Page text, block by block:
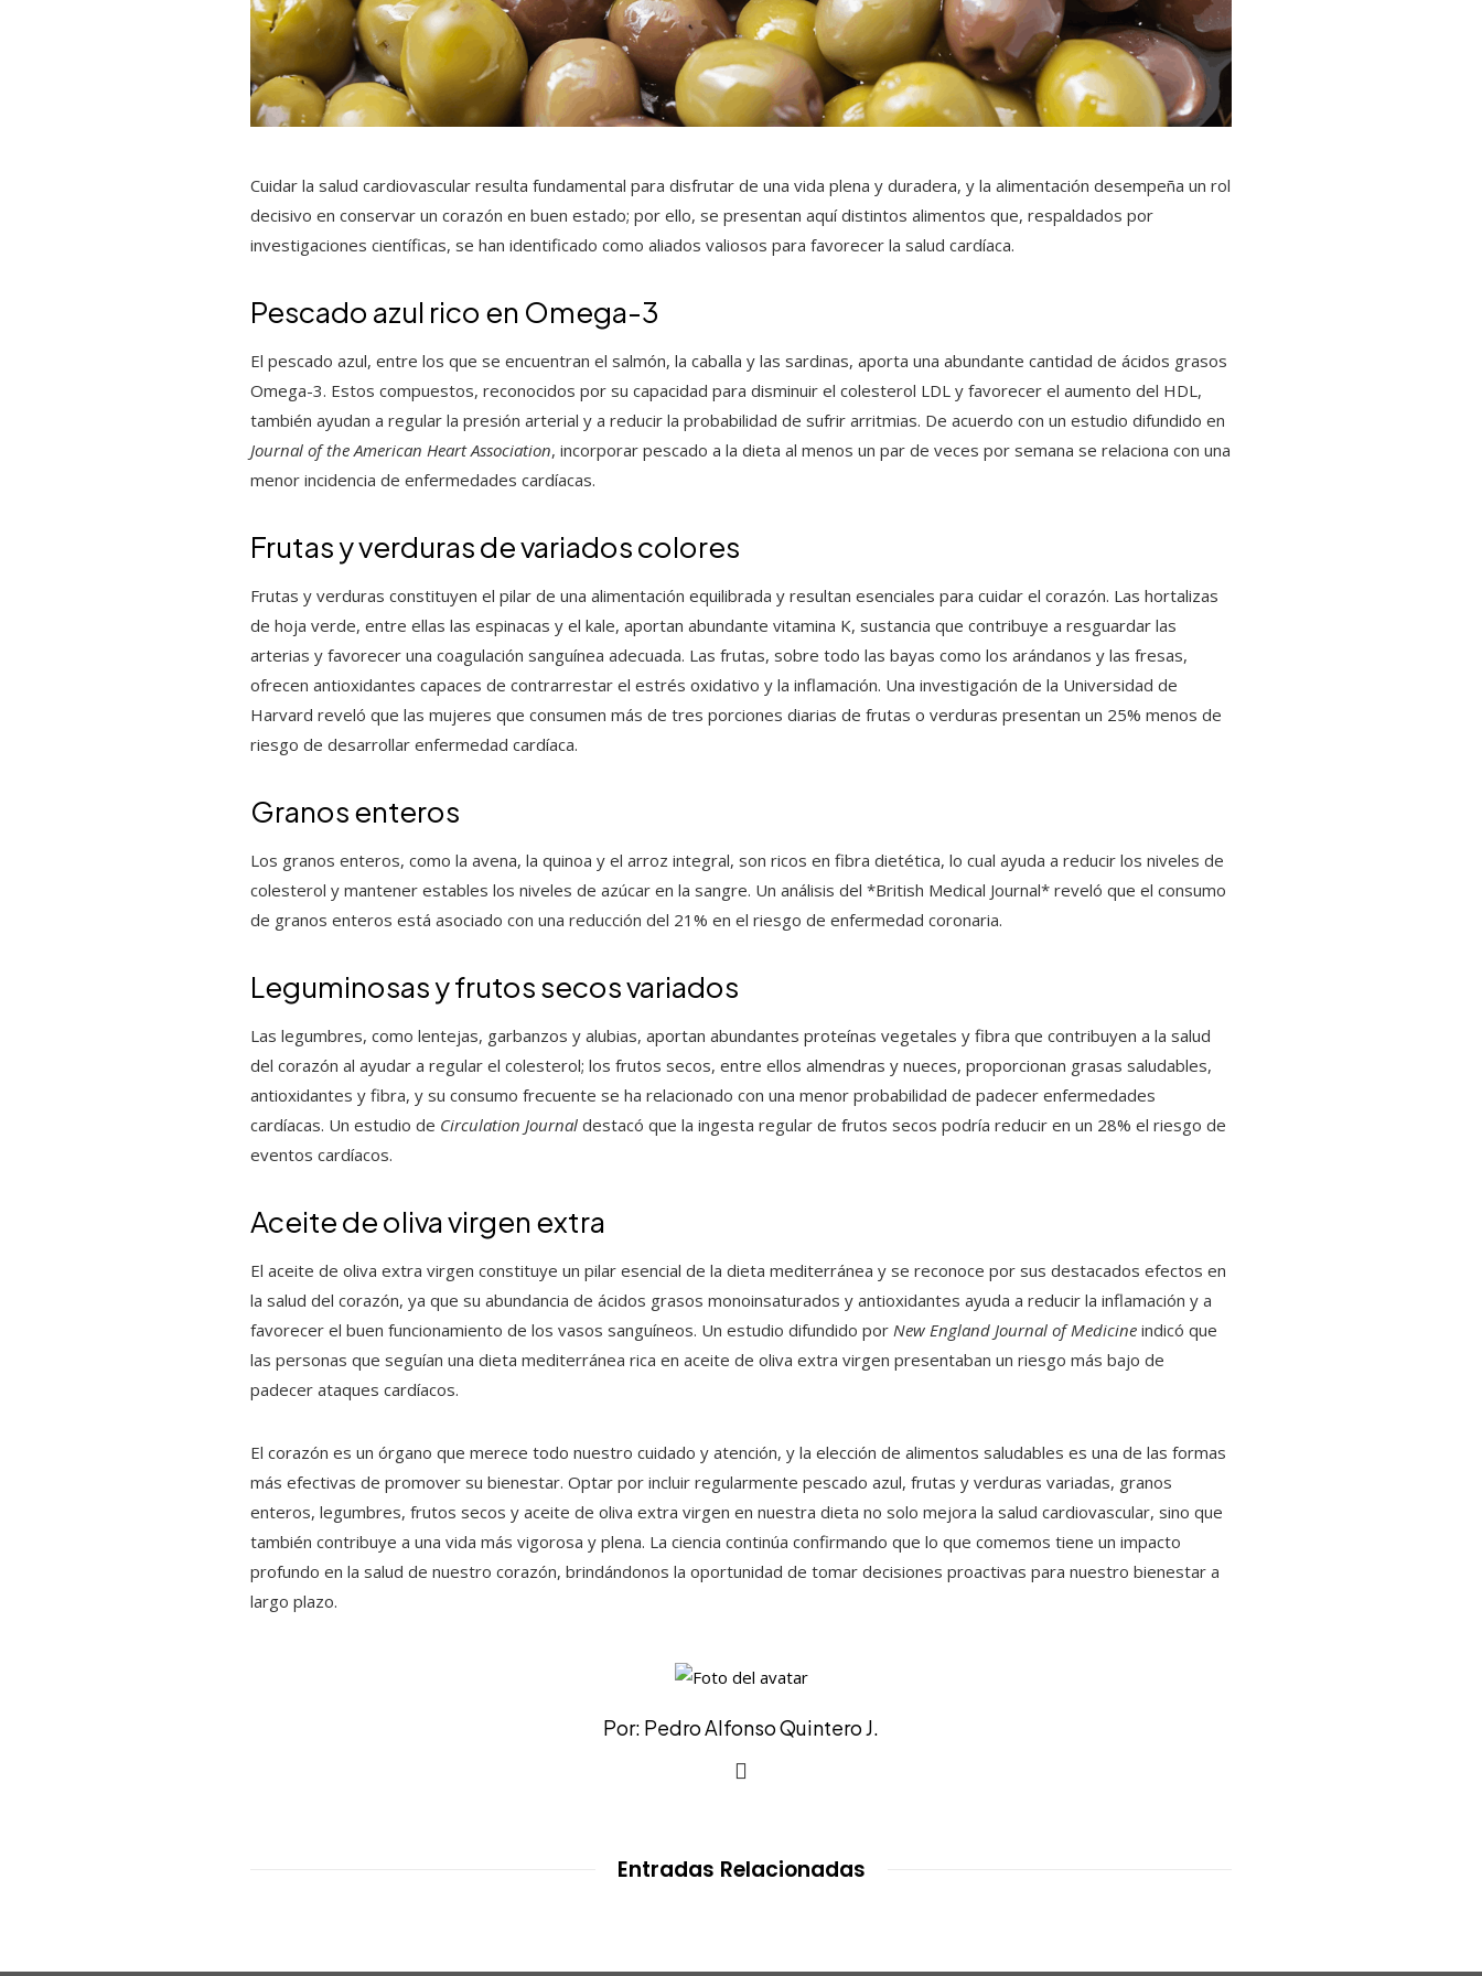
Cuidar la salud cardiovascular resulta fundamental para disfrutar de una vida plena y duradera, y la alimentación desempeña un rol
decisivo en conservar un corazón en buen estado; por ello, se presentan aquí distintos alimentos que, respaldados por
investigaciones científicas, se han identificado como aliados valiosos para favorecer la salud cardíaca.
Pescado azul rico en Omega-3
El pescado azul, entre los que se encuentran el salmón, la caballa y las sardinas, aporta una abundante cantidad de ácidos grasos
Omega-3. Estos compuestos, reconocidos por su capacidad para disminuir el colesterol LDL y favorecer el aumento del HDL,
también ayudan a regular la presión arterial y a reducir la probabilidad de sufrir arritmias. De acuerdo con un estudio difundido en
Journal of the American Heart Association, incorporar pescado a la dieta al menos un par de veces por semana se relaciona con una
menor incidencia de enfermedades cardíacas.
Frutas y verduras de variados colores
Frutas y verduras constituyen el pilar de una alimentación equilibrada y resultan esenciales para cuidar el corazón. Las hortalizas
de hoja verde, entre ellas las espinacas y el kale, aportan abundante vitamina K, sustancia que contribuye a resguardar las
arterias y favorecer una coagulación sanguínea adecuada. Las frutas, sobre todo las bayas como los arándanos y las fresas,
ofrecen antioxidantes capaces de contrarrestar el estrés oxidativo y la inflamación. Una investigación de la Universidad de
Harvard reveló que las mujeres que consumen más de tres porciones diarias de frutas o verduras presentan un 25% menos de
riesgo de desarrollar enfermedad cardíaca.
Granos enteros
Los granos enteros, como la avena, la quinoa y el arroz integral, son ricos en fibra dietética, lo cual ayuda a reducir los niveles de
colesterol y mantener estables los niveles de azúcar en la sangre. Un análisis del *British Medical Journal* reveló que el consumo
de granos enteros está asociado con una reducción del 21% en el riesgo de enfermedad coronaria.
Leguminosas y frutos secos variados
Las legumbres, como lentejas, garbanzos y alubias, aportan abundantes proteínas vegetales y fibra que contribuyen a la salud
del corazón al ayudar a regular el colesterol; los frutos secos, entre ellos almendras y nueces, proporcionan grasas saludables,
antioxidantes y fibra, y su consumo frecuente se ha relacionado con una menor probabilidad de padecer enfermedades
cardíacas. Un estudio de Circulation Journal destacó que la ingesta regular de frutos secos podría reducir en un 28% el riesgo de
eventos cardíacos.
Aceite de oliva virgen extra
El aceite de oliva extra virgen constituye un pilar esencial de la dieta mediterránea y se reconoce por sus destacados efectos en
la salud del corazón, ya que su abundancia de ácidos grasos monoinsaturados y antioxidantes ayuda a reducir la inflamación y a
favorecer el buen funcionamiento de los vasos sanguíneos. Un estudio difundido porNew England Journal of Medicine indicó que
las personas que seguían una dieta mediterránea rica en aceite de oliva extra virgen presentaban un riesgo más bajo de
padecer ataques cardíacos.
El corazón es un órgano que merece todo nuestro cuidado y atención, y la elección de alimentos saludables es una de las formas
más efectivas de promover su bienestar. Optar por incluir regularmente pescado azul, frutas y verduras variadas, granos
enteros, legumbres, frutos secos y aceite de oliva extra virgen en nuestra dieta no solo mejora la salud cardiovascular, sino que
también contribuye a una vida más vigorosa y plena. La ciencia continúa confirmando que lo que comemos tiene un impacto
profundo en la salud de nuestro corazón, brindándonos la oportunidad de tomar decisiones proactivas para nuestro bienestar a
largo plazo.
Por: Pedro Alfonso Quintero J.
Entradas Relacionadas